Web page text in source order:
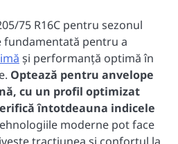
75 R16C pentru sezonul
fundamentată pentru a
și performanță optimă în
Optează pentru anvelope
cu un profil optimizat
întotdeauna indicele
moderne pot face